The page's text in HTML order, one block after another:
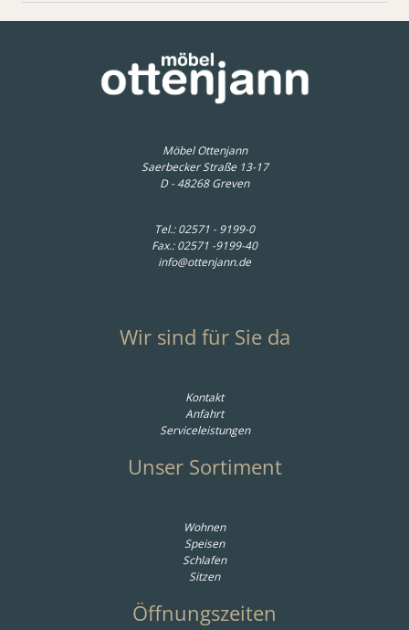
Möbel Ottenjann
Saerbecker Straße 13-17
D - 48268 Greven
Tel.:02571 - 9199-0
Fax.: 02571 -9199-40
info@ottenjann.de
Wir sind für Sie da
Kontakt
Anfahrt
Serviceleistungen
Unser Sortiment
Wohnen
Speisen
Schlafen
Sitzen
Öffnungszeiten